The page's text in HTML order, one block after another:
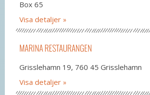
Box 65
Visa detaljer
MARINA RESTAURANGEN
Grisslehamn 19, 760 45 Grisslehamn
Visa detaljer